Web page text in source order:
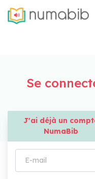
Se
J'ai déjà un
NumaBib